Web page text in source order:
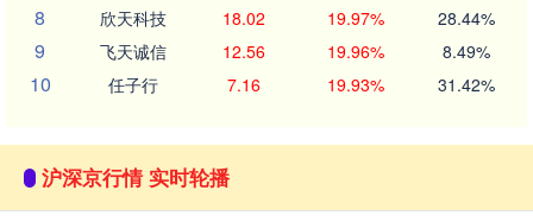
8 欣天科技 18.02 19.97% 28.44%
9 飞天诚信 12.56 19.96% 8.49%
10 任子行 7.16 19.93% 31.42%
沪深京行情 实时轮播